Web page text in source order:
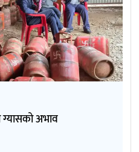
ग्यासको अभाव